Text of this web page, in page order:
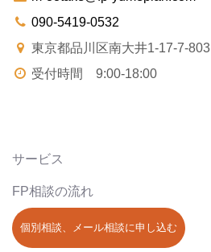
090-5419-0532
東京都品川区南大井1-17-7-803
受付時間 9:00-18:00
サービス
FP相談の流れ
個別相談、メール相談に申し込む